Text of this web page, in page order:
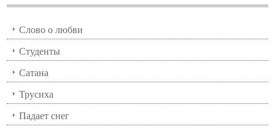
Слово о любви
Студенты
Сатана
Трусиха
Падает снег